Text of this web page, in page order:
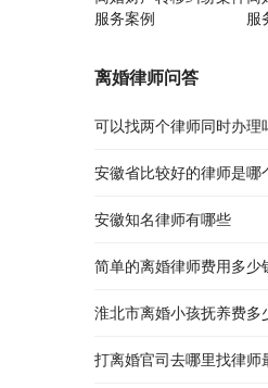
服务案例
服
离婚律师问答
可以找两个律师同时办理
安徽省比较好的律师是哪
安徽知名律师有哪些
简单的离婚律师费用多少
淮北市离婚小孩抚养费多
打离婚官司去哪里找律师